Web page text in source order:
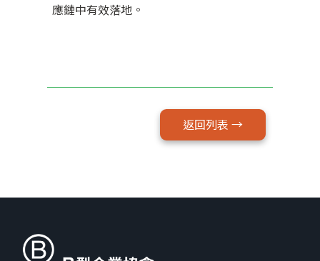
應鏈中有效落地。
返回列表 →